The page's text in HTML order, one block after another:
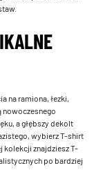
na ramiona, łezki,
nowoczesnego
a głębszy dekolt
wybierz T-shirt
kolekcji znajdziesz T-
po bardziej